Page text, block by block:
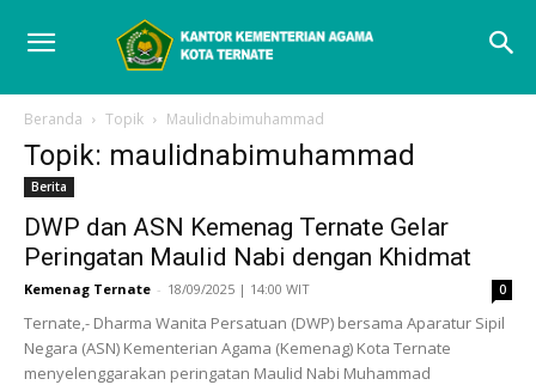
Beranda Topik Maulidnabimuhammad
Topik: maulidnabimuhammad
Berita
DWP dan ASN Kemenag Ternate Gelar
Peringatan Maulid Nabi dengan Khidmat
Kemenag Ternate - 18/09/2025 | 14:00 WIT 0
Ternate,- Dharma Wanita Persatuan (DWP) bersama Aparatur Sipil
Negara (ASN) Kementerian Agama (Kemenag) Kota Ternate
menyelenggarakan peringatan Maulid Nabi Muhammad